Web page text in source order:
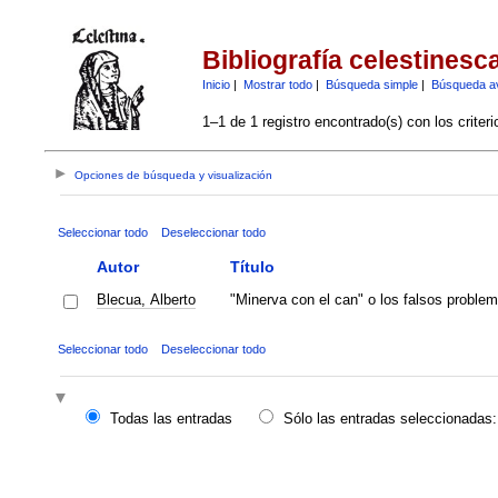
Bibliografía
Inicio| Mostrar todo| Búsqueda simple| Búsqueda
1–1 de 1 registro encontrado(s) con los
Opciones de búsqueda y visualización
Seleccionar todo Deseleccionar todo
Autor Título
Blecua, Alberto "Minerva con el can" o los falsos
Seleccionar todo Deseleccionar todo
Todas las entradas
Sólo las entradas seleccionadas: